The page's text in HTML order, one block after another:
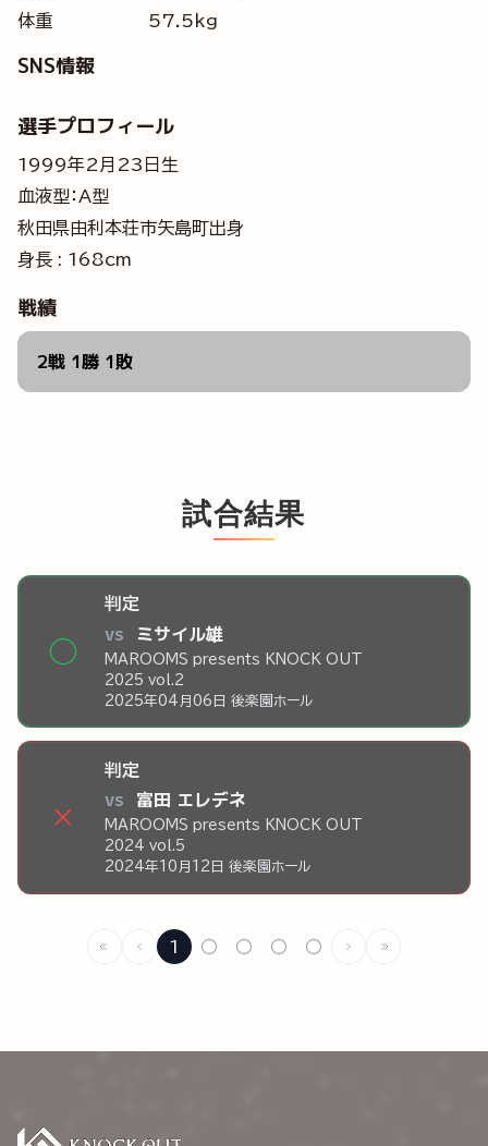
体重
57.5kg
SNS情報
選手プロフィール
1999年2月23日生
血液型：A型
秋田県由利本荘市矢島町出身
身長 : 168cm
戦績
2戦 1勝 1敗
試合結果
◯
判定
vs ミサイル雄
MAROOMS presents KNOCK OUT
2025 vol.2
2025年04月06日 後楽園ホール
×
判定
vs 富田 エレデネ
MAROOMS presents KNOCK OUT
2024 vol.5
2024年10月12日 後楽園ホール
1 ○ ○ ○ ○